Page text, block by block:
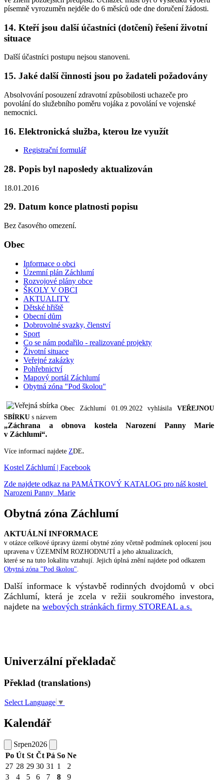
písemně vyrozuměn nejdéle do 6 měsíců ode dne doručení žádosti.
14. Kteří jsou další účastníci (dotčení) řešení životní
situace
Další účastníci postupu nejsou stanoveni.
15. Jaké další činnosti jsou po žadateli požadovány
Absolvování posouzení zdravotní způsobilosti uchazeče pro
povolání do služebního poměru vojáka z povolání ve vojenské
nemocnici.
16. Elektronická služba, kterou lze využít
Registrační formulář
28. Popis byl naposledy aktualizován
18.01.2016
29. Datum konce platnosti popisu
Bez časového omezení.
Obec
Informace o obci
Územní plán Záchlumí
Rozvojové plány obce
ŠKOLY V OBCI
AKTUALITY
Dětské hřiště
Obecní dům
Dobrovolné svazky, členství
Sport
Co se nám podařilo - realizované projekty
Životní situace
Veřejné zakázky
Pohřebnictví
Mapový portál Záchlumí
Obytná zóna "Pod školou"
Obec Záchlumí 01.09.2022 vyhlásila VEŘEJNOU
SBÍRKU s názvem
„Záchrana a obnova kostela Narození Panny Marie
v Záchlumí“.
Více informací najdete ZDE.
Kostel Záchlumí | Facebook
Zde najdete odkaz na PAMÁTKOVÝ KATALOG pro náš kostel
Narozeni Panny Marie
Obytná zóna Záchlumí
AKTUÁLNÍ INFORMACE
v otázce celkové úpravy území obytné zóny včetně podmínek oplocení jsou
upravena v ÚZEMNÍM ROZHODNUTÍ a jeho aktualizacích,
které se na tuto lokalitu vztahují. Jejich úplná znění najdete pod odkazem
Obytná zóna "Pod školou".
Další informace k výstavbě rodinných dvojdomů v obci
Záchlumí, která je zcela v režii soukromého investora,
najdete na webových stránkách firmy STOREAL a.s.
Univerzální překladač
Překlad (translations)
Select Language ▼
Kalendář
Srpen2026
Po Út St Čt Pá So Ne
27 28 29 30 31 1
2
3
4 5 6 7 8
9